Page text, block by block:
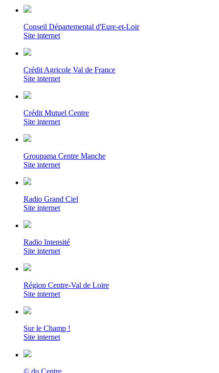
Conseil Départemental d'Eure-et-Loir
Site internet
Crédit Agricole Val de France
Site internet
Crédit Mutuel Centre
Site internet
Groupama Centre Manche
Site internet
Radio Grand Ciel
Site internet
Radio Intensité
Site internet
Région Centre-Val de Loire
Site internet
Sur le Champ !
Site internet